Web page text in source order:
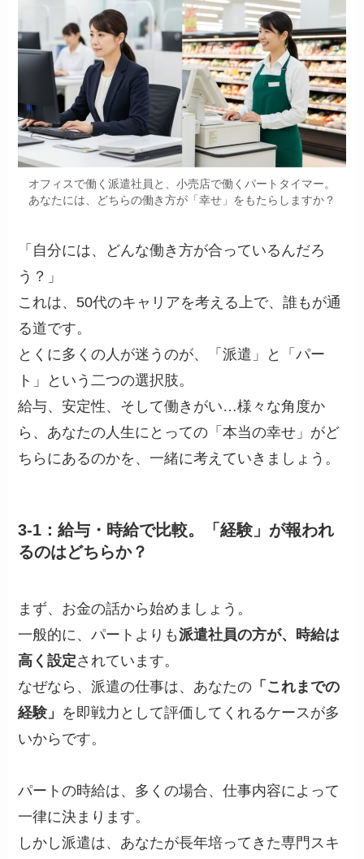
オフィスで働く派遣社員と、小売店で働くパートタイマー。
あなたには、どちらの働き方が「幸せ」をもたらしますか？
「自分には、どんな働き方が合っているんだろ
う？」
これは、50代のキャリアを考える上で、誰もが通
る道です。
とくに多くの人が迷うのが、「派遣」と「パー
ト」という二つの選択肢。
給与、安定性、そして働きがい…様々な角度か
ら、あなたの人生にとっての「本当の幸せ」がど
ちらにあるのかを、一緒に考えていきましょう。
3-1：給与・時給で比較。「経験」が報われ
るのはどちらか？
まず、お金の話から始めましょう。
一般的に、パートよりも派遣社員の方が、時給は
高く設定されています。
なぜなら、派遣の仕事は、あなたの 「これまでの
経験」 を即戦力として評価してくれるケースが多
いからです。
パートの時給は、多くの場合、仕事内容によって
一律に決まります。
しかし派遣は、あなたが長年培ってきた専門スキ